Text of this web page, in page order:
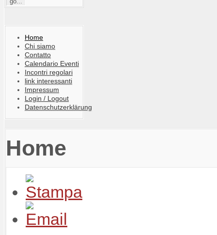
Home
Chi siamo
Contatto
Calendario Eventi
Incontri regolari
link interessanti
Impressum
Login / Logout
Datenschutzerklärung
Home